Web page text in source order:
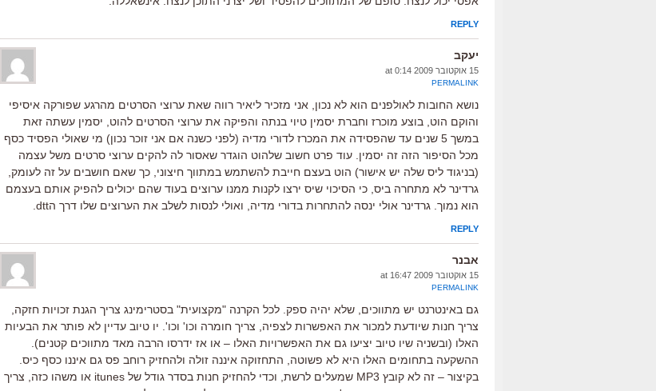
REPLY
יעקב
15 אוקטובר 2009 at 0:14
PERMALINK
נושא החובות לאולפנים הוא לא נכון, אני מזכיר ליאיר רווה שאת ערוצי הסרטים מהרגע שפורקה איסיפי
והוקם הוט, בוצע מוכרז וחברת יסמין טיוי בנתה והפיקה את ערוצי הסרטים להוט, יסמין עשתה זאת
במשך 5 שנים עד שהפסידה את המכרז לדורי מדיה (לפני כשנה אם אני זוכר נכון) מי שאולי הפסיד כסף
מכל הסיפור הזה זה יסמין. עוד פרט חשוב שלהוט הוגדר שאסור לה להקים ערוצי סרטים משל עצמה
(בניגוד ליס שלה יש אישור) הוט בעצם חייבת להשתמש במתווך חיצוני, כך שאם חושבים על זה לעומק,
גרדינר לא מתחרה ביס, כי הסיכוי שיס ירצו לקנות ממנו ערוצים בעוד שהם יכולים להפיק אותם בעצמם
הוא נמוך. גרדינר אולי ינסה להתחרות בדורי מדיה, ואולי לנסות לשלב את הערוצים שלו דרך הdtt.
REPLY
אבנר
15 אוקטובר 2009 at 16:47
PERMALINK
גם באינטרנט יש מתווכים, שלא יהיה ספק. לכל הקרנה "מקצועית" בסטרימינג צריך הגנת זכויות חזקה,
צריך חנות שיודעת למכור את האפשרות לצפיה, צריך חומרה וכו' וכו'. יו טיוב עדיין לא פותר את הבעיות
האלו (ובשניה שיו טיוב יציעו גם את האפשרויות האלו – או אז ידרסו הרבה מאד מתווכים קטנים).
ההשקעה בתחומים האלו היא לא פשוטה, התחזוקה איננה זולה ולהחזיק רוחב פס גם איננו כסף כיס.
בקיצור – זה לא קובץ MP3 שמעלים לרשת, וכדי להחזיק חנות בסדר גודל של itunes או משהו כזה, צריך